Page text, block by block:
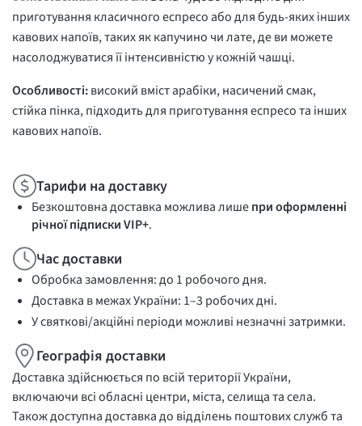
приготування класичного еспресо або для будь-яких інших
кавових напоїв, таких як капучино чи лате, де ви можете
насолоджуватися її інтенсивністю у кожній чашці.
Особливості:високий вміст арабіки, насичений смак,
стійка пінка, підходить для приготування еспресо та інших
кавових напоїв.
Тарифи на доставку
Безкоштовна доставка можлива лишепри оформленні
річної підписки VIP+.
Час доставки
Обробка замовлення: до 1 робочого дня.
Доставка в межах України: 1–3 робочих дні.
У святкові/акційні періоди можливі незначні затримки.
Географія доставки
Доставка здійснюється по всій території України,
включаючи всі обласні центри, міста, селища та села.
Також доступна доставка до відділень поштових служб та